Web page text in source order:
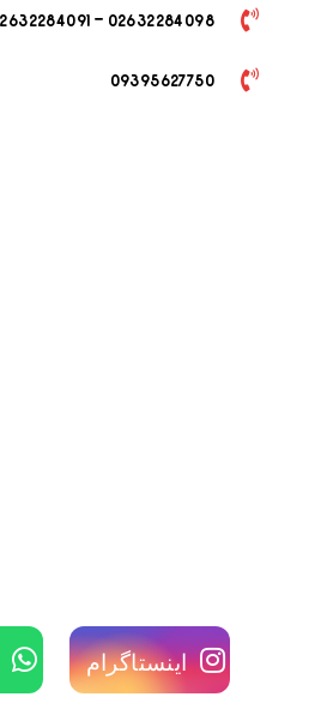
02632284098 - 02632284091
09395627750
اینستاگرام